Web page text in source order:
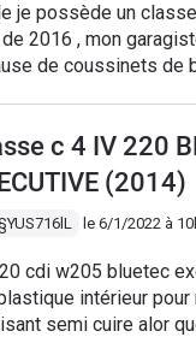
attention au dos
AMG, bien que
d'âne, très avancé
automatique est
voiture depuis
je possède un
2016 , mon
de coussinets de
c 4 IV 220
(2014)
le 6/1/2022 à
cdi w205 bluetec
intérieur
semi cuire alor